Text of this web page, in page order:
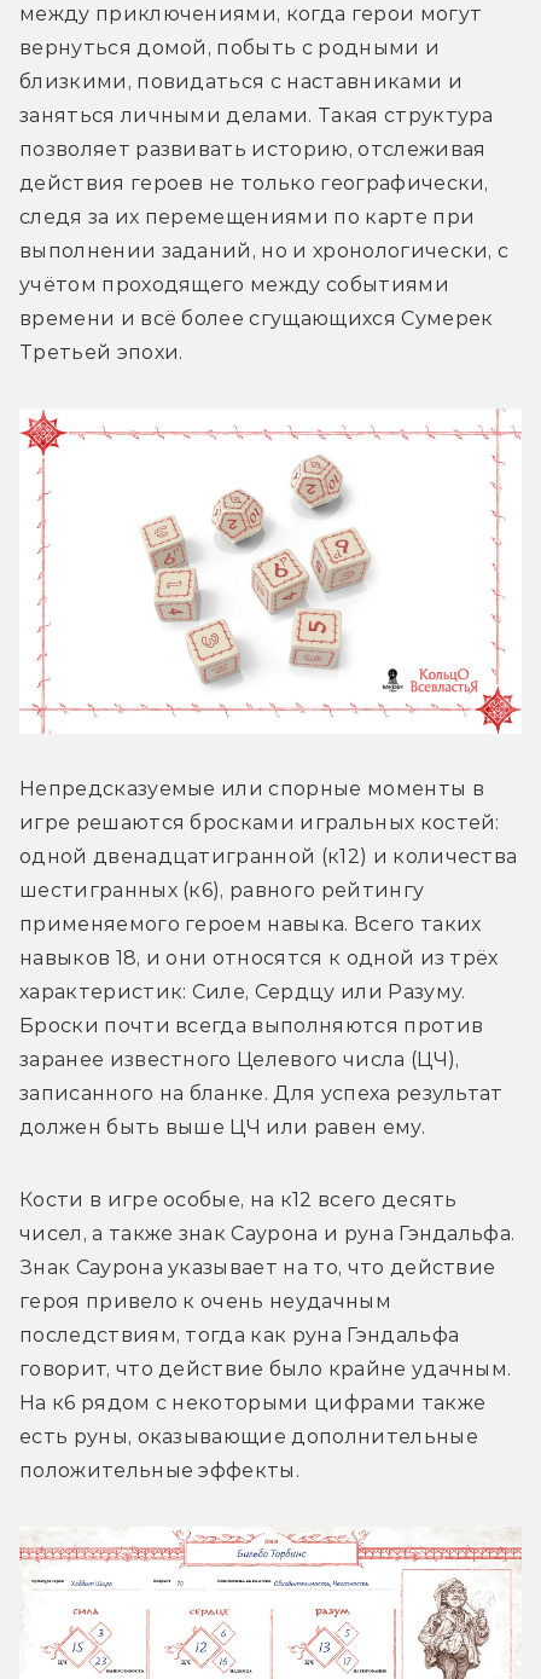
между приключениями, когда герои могут
вернуться домой, побыть с родными и
близкими, повидаться с наставниками и
заняться личными делами. Такая структура
позволяет развивать историю, отслеживая
действия героев не только географически,
следя за их перемещениями по карте при
выполнении заданий, но и хронологически, с
учётом проходящего между событиями
времени и всё более сгущающихся Сумерек
Третьей эпохи.
Непредсказуемые или спорные моменты в
игре решаются бросками игральных костей:
одной двенадцатигранной (к12) и количества
шестигранных (к6), равного рейтингу
применяемого героем навыка. Всего таких
навыков 18, и они относятся к одной из трёх
характеристик: Силе, Сердцу или Разуму.
Броски почти всегда выполняются против
заранее известного Целевого числа (ЦЧ),
записанного на бланке. Для успеха результат
должен быть выше ЦЧ или равен ему.
Кости в игре особые, на к12 всего десять
чисел, а также знак Саурона и руна Гэндальфа.
Знак Саурона указывает на то, что действие
героя привело к очень неудачным
последствиям, тогда как руна Гэндальфа
говорит, что действие было крайне удачным.
На к6 рядом с некоторыми цифрами также
есть руны, оказывающие дополнительные
положительные эффекты.